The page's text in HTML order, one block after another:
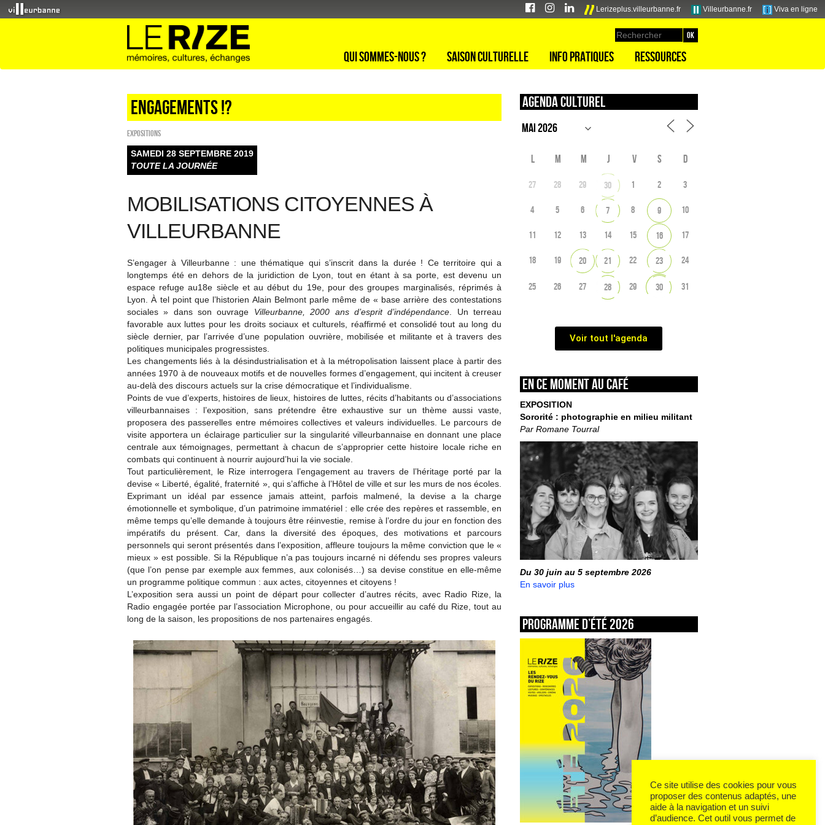
Lerizeplus.villeurbanne.fr Villeurbanne.fr Viva en ligne
Qui sommes-nous ? Saison culturelle Info pratiques Ressources
Engagements !?
EXPOSITIONS
SAMEDI 28 SEPTEMBRE 2019
TOUTE LA JOURNÉE
MOBILISATIONS CITOYENNES À
VILLEURBANNE
S’engager à Villeurbanne : une thématique qui s’inscrit dans la durée ! Ce territoire qui a
longtemps été en dehors de la juridiction de Lyon, tout en étant à sa porte, est devenu un
espace refuge au18e siècle et au début du 19e, pour des groupes marginalisés, réprimés à
Lyon. À tel point que l’historien Alain Belmont parle même de « base arrière des contestations
sociales » dans son ouvrage Villeurbanne, 2000 ans d’espritd’indépendance . Un terreau
favorable aux luttes pour les droits sociaux et culturels, réaffirmé et consolidé tout au long du
siècle dernier, par l’arrivée d’une population ouvrière, mobilisée et militante et à travers des
politiques municipales progressistes.
Les changements liés à la désindustrialisation et à la métropolisation laissent place à partir des
années 1970 à de nouveaux motifs et de nouvelles formes d’engagement, qui incitent à creuser
au-delà des discours actuels sur la crise démocratique et l’individualisme.
Points de vue d’experts, histoires de lieux, histoires de luttes, récits d’habitants ou d’associations
villeurbannaises : l’exposition, sans prétendre être exhaustive sur un thème aussi vaste,
proposera des passerelles entre mémoires collectives et valeurs individuelles. Le parcours de
visite apportera un éclairage particulier sur la singularité villeurbannaise en donnant une place
centrale aux témoignages, permettant à chacun de s’approprier cette histoire locale riche en
combats qui continuent à nourrir aujourd’hui la vie sociale.
Tout particulièrement, le Rize interrogera l’engagement au travers de l’héritage porté par la
devise « Liberté, égalité, fraternité », qui s’affiche à l’Hôtel de ville et sur les murs de nos écoles.
Exprimant un idéal par essence jamais atteint, parfois malmené, la devise a la charge
émotionnelle et symbolique, d’un patrimoine immatériel : elle crée des repères et rassemble, en
même temps qu’elle demande à toujours être réinvestie, remise à l’ordre du jour en fonction des
impératifs du présent. Car, dans la diversité des époques, des motivations et parcours
personnels qui seront présentés dans l’exposition, affleure toujours la même conviction que le «
mieux » est possible. Si la République n’a pas toujours incarné ni défendu ses propres valeurs
(que l’on pense par exemple aux femmes, aux colonisés…) sa devise constitue en elle-même
un programme politique commun : aux actes, citoyennes et citoyens !
L’exposition sera aussi un point de départ pour collecter d’autres récits, avec Radio Rize, la
Radio engagée portée par l’association Microphone, ou pour accueillir au café du Rize, tout au
long de la saison, les propositions de nos partenaires engagés.
Agenda culturel
L M M J V S D
27 28 29 30 1 2 3
4 5 6 7 8 9 10
11 12 13 14 15 16 17
18 19 20 21 22 23 24
25 26 27 28 29 30 31
Voir tout l'agenda
En ce moment au café
EXPOSITION
Sororité : photographie en milieu militant
Par Romane Tourral
Du 30 juin au 5 septembre 2026
En savoir plus
Programme d’été 2026
Ce site utilise des cookies pour vous
proposer des contenus adaptés, une
aide à la navigation et un suivi
d’audience. Cet outil vous permet de